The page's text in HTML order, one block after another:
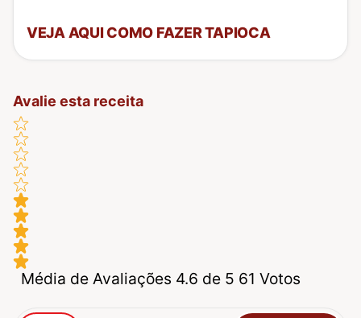
VEJA AQUI COMO FAZER TAPIOCA
Avalie esta receita
Média de Avaliações 4.6 de 5 61 Votos